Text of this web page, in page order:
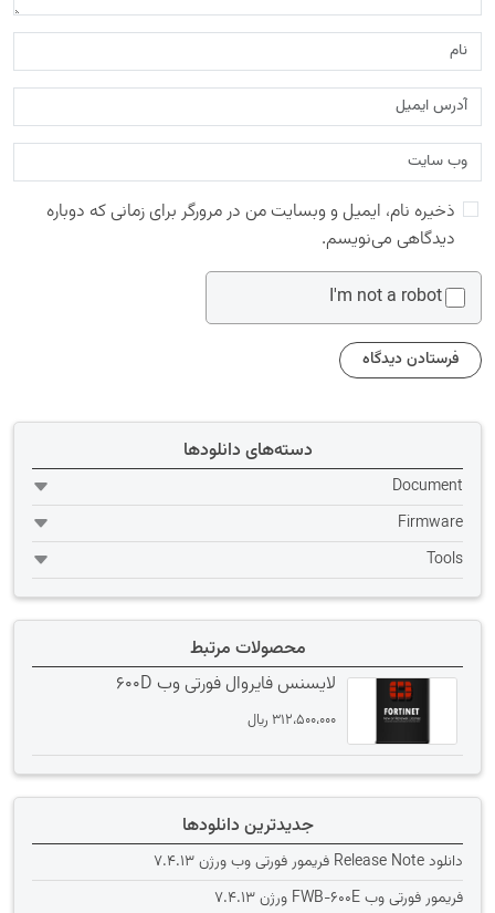
ذخیره نام، ایمیل و وبسایت من در مرورگر برای زمانی که دوباره
دیدگاهی می‌نویسم.
I'm not a robot
دسته‌های دانلودها
Document
Firmware
Tools
محصولات مرتبط
لایسنس فایروال فورتی وب 600D
312،500،000 ﷼
جدیدترین دانلودها
دانلود Release Note فریمور فورتی وب ورژن 7.4.13
فریمور فورتی وب FWB-600E ورژن 7.4.13